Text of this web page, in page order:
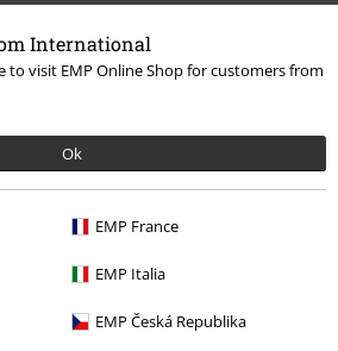
International
to visit EMP Online Shop for customers from
Ok
EMP France
EMP Italia
EMP Česká Republika
Theater
% en vous
Plus d'informations